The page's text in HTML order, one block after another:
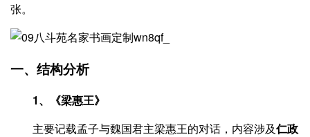
张。
一、结构分析
1、《梁惠王》
主要记载孟子与魏国君主梁惠王的对话，内容涉及仁政